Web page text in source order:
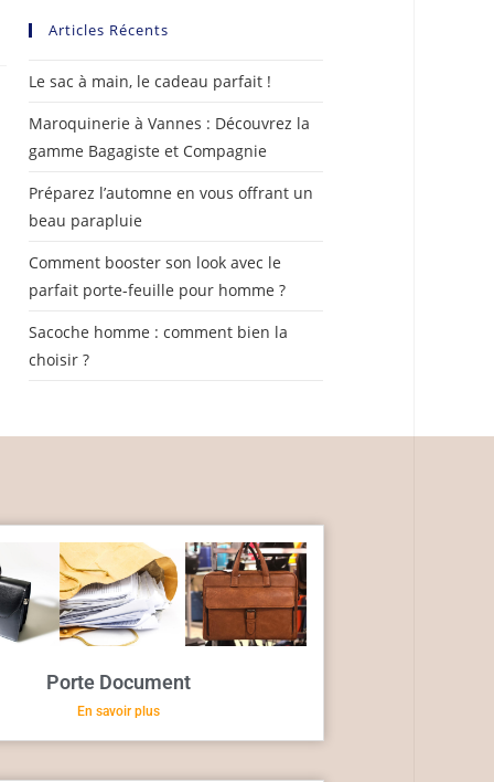
Articles Récents
Le sac à main, le cadeau parfait !
Maroquinerie à Vannes : Découvrez la
gamme Bagagiste et Compagnie
Préparez l’automne en vous offrant un
beau parapluie
Comment booster son look avec le
parfait porte-feuille pour homme ?
Sacoche homme : comment bien la
choisir ?
Porte Document
En savoir plus